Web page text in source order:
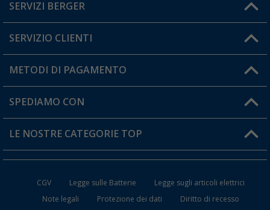
Hai una domanda?
SERVIZI BERGER
Diventare rivenditori
Il mio Account
Carta fedeltà Berger
SERVIZIO CLIENTI
Informazioni sulla spedizione
Resi
FAQ e Contatti
METODI DI PAGAMENTO
SPEDIAMO CON
LE NOSTRE CATEGORIE TOP
WC da Campeggio
CGV Legge sulle Batterie
Legge sugli articoli elettrici
Note legali
Protezione dei dati Diritto di recesso